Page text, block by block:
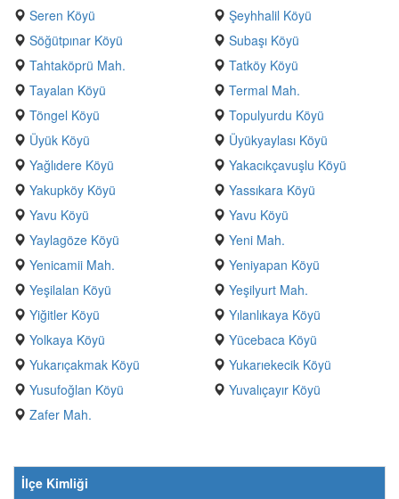
Seren Köyü
Şeyhhalil Köyü
Söğütpınar Köyü
Subaşı Köyü
Tahtaköprü Mah.
Tatköy Köyü
Tayalan Köyü
Termal Mah.
Töngel Köyü
Topulyurdu Köyü
Üyük Köyü
Üyükyaylası Köyü
Yağlıdere Köyü
Yakacıkçavuşlu Köyü
Yakupköy Köyü
Yassıkara Köyü
Yavu Köyü
Yavu Köyü
Yaylagöze Köyü
Yeni Mah.
Yenicamii Mah.
Yeniyapan Köyü
Yeşilalan Köyü
Yeşilyurt Mah.
Yiğitler Köyü
Yılanlıkaya Köyü
Yolkaya Köyü
Yücebaca Köyü
Yukarıçakmak Köyü
Yukarıekecik Köyü
Yusufoğlan Köyü
Yuvalıçayır Köyü
Zafer Mah.
İlçe Kimliği